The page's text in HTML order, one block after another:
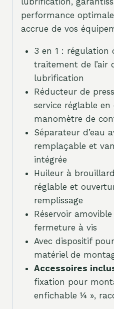
performance
accrue de vos
3 en 1 : régulation
traitement de l’air
lubrification
Réducteur de
service réglable
manomètre de
Séparateur d’eau
remplaçable et
intégrée
Huileur à
réglable et
remplissage
Réservoir
fermeture à vis
Avec dispositif
matériel de
Accessoires
fixation pour
enfichable ¼ »,